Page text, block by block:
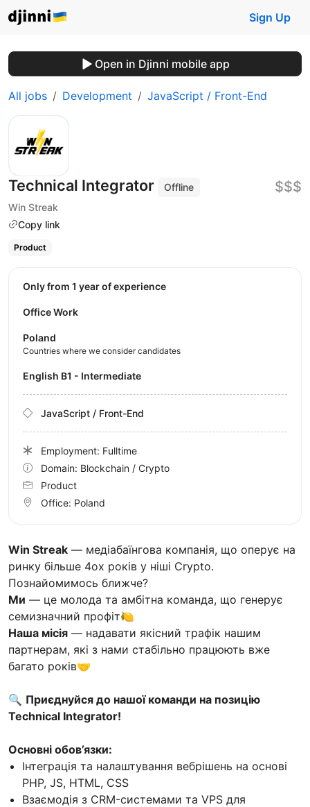
Sign Up
Open in Djinni mobile app
All jobs Development JavaScript / Front-End
Technical Integrator
Offline
Win Streak
Copy link
$$$
Product
Win Streak — медіабаїнгова компанія, що оперує на
ринку більше 4ох років у ніші Crypto.
Познайомимось ближче?
Ми — це молода та амбітна команда, що генерує
семизначний профіт🍋
Наша місія — надавати якісний трафік нашим
партнерам, які з нами стабільно працюють вже
багато років🤝
🔍 Приєднуйся до нашої команди на позицію
Technical Integrator!
Основні обов’язки:
Інтеграція та налаштування вебрішень на основі
PHP, JS, HTML, CSS
Взаємодія з CRM-системами та VPS для
Only from 1 year of experience
Office Work
Poland
Countries where we consider candidates
English B1 - Intermediate
JavaScript / Front-End
Employment: Fulltime
Domain: Blockchain / Crypto
Product
Office: Poland